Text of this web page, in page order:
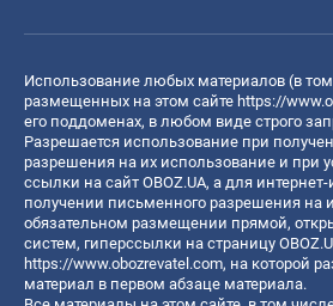
Использование любых материалов (в
размещенных на этом сайте https://
его поддоменах, в любом виде строго
Разрешается использование при
разрешения на их использование и при
ссылки на сайт OBOZ.UA, а для
получении письменного разрешения на
обязательном размещении прямой,
систем, гиперссылки на страницу
https://www.obozrevatel.com, на которой
материал в первом абзаце материала.